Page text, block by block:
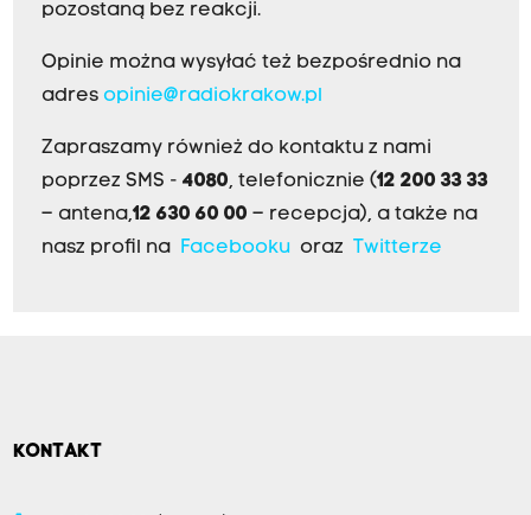
pozostaną bez reakcji.
Opinie można wysyłać też bezpośrednio na
adres opinie@radiokrakow.pl
Zapraszamy również do kontaktu z nami
poprzez SMS - 4080, telefonicznie (12 200 33 33
– antena,12 630 60 00 – recepcja), a także na
nasz profil na Facebookuoraz Twitterze
KONTAKT